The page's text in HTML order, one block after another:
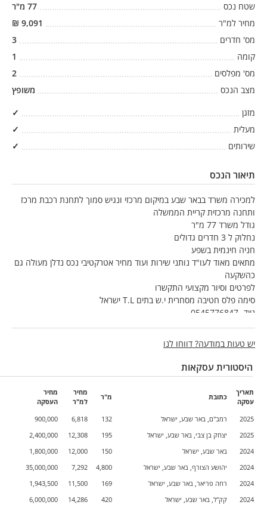
שטח נכס
77 מ"ר
מחיר למ"ר
9,091
₪
מס' חדרים
3
קומה
1
מס' מפלסים
2
מצב הנכס
משופץ
מזגן
✓
מעלית
✓
שירותים
✓
תיאור הנכס
למכירה משרד בבאר שבע במיקום מרכזי ונגיש סמוך לתחנת רכבת מרכז
ותחנה מרכזית קריית הממשלה
גודל משרד 77 מ"ר
נחלוק ל 3 חדרים גדולים
חניה חינמית בשפע
מתאים מאוד לעו"ד נותני שירות ועוד מחיר אטרקטיבי נכס נדלן מעולה גם
כהשקעה
לפרטים וסיור מקצועי התקשרו
סימה פלס חטיבה מסחרית י.ש בתים T.L ישראל
נייד- 0545776847
יש טעות במודעה? דווחו לנו
היסטורית עסקאות
תאריך
עסקה
כתובת מ"ר
מחיר
למ"ר
מחיר
העסקה
2025
רמב"ם, באר שבע, ישראל 132
6,818
900,000
2025
יצחק בן צבי, באר שבע, ישראל 195
12,308
2,400,000
2024
באר שבע, ישראל 150
12,000
1,800,000
2024
יהושע הצורף, באר שבע, ישראל 4,800
7,292
35,000,000
2024
רחה פריאר, באר שבע, ישראל 169
11,500
1,943,500
2024
קק"ל, באר שבע, ישראל 420
14,286
6,000,000